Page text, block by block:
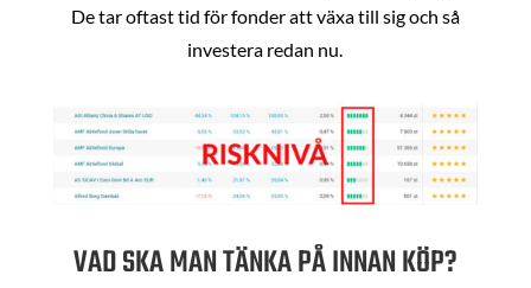
De tar oftast tid för fonder att växa till sig och så
investera redan nu.
VAD SKA MAN TÄNKA PÅ INNAN KÖP?